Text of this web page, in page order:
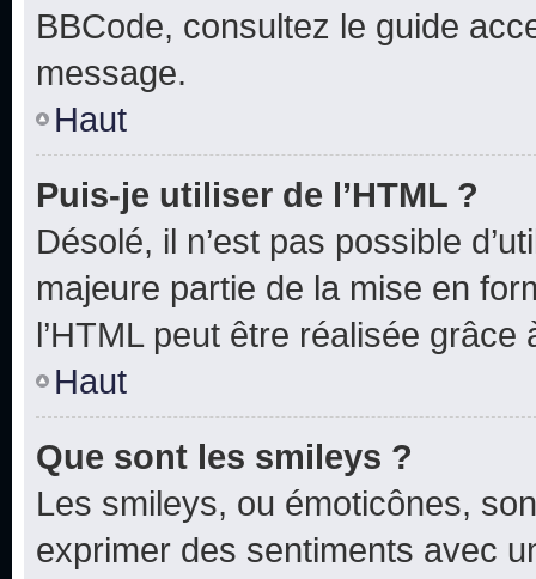
BBCode, consultez le guide
message.
Haut
Puis-je utiliser de l’HTML ?
Désolé, il n’est pas possible
majeure partie de la mise en
l’HTML peut être réalisée grâce
Haut
Que sont les smileys ?
Les smileys, ou émoticônes,
exprimer des sentiments avec